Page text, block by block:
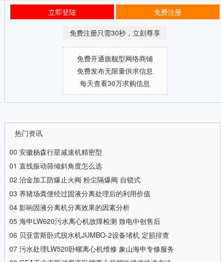
立即登陆 免费注册
免费注册只需30秒，立刻尊享
免费开通旗舰型网络商铺
免费发布无限量供求信息
每天查看30万求购信息
热门资讯
00 安徽杨森行星减速机精密型
01 直线振动筛倾斜角度怎么选
02 治金加工防爆止火阀 粉尘隔爆阀 自锁式
03 养猪场粪便经过固液分离处理后的利用价值
04 影响固液分离机分离效果的因素分析
05 海申LW620污水离心机故障检测 致电中创售后
06 贝亚雷斯卧式脱水机JUMBO-2设备堵机 定损排查
07 污水处理LW520卧螺离心机维修 象山海申专修服务